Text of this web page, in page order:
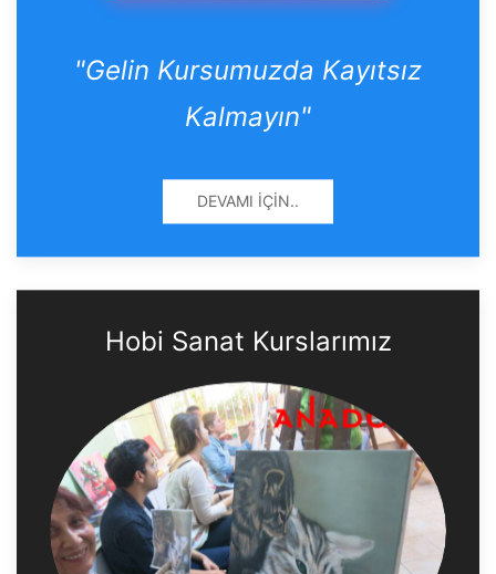
"Gelin Kursumuzda Kayıtsız
Kalmayın"
DEVAMI İÇIN..
Hobi Sanat Kurslarımız